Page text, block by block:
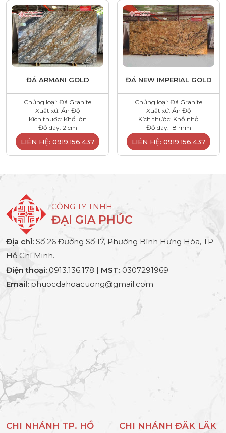
ĐÁ ARMANI GOLD
Chủng loại: Đá Granite
Xuất xứ: Ấn Độ
Kích thước: Khổ lớn
Độ dày: 2 cm
LIÊN HỆ: 0919.156.437
ĐÁ NEW IMPERIAL GOLD
Chủng loại: Đá Granite
Xuất xứ: Ấn Độ
Kích thước: Khổ nhỏ
Độ dày: 18 mm
LIÊN HỆ: 0919.156.437
CÔNG TY TNHH
ĐẠI GIA PHÚC
Địa chỉ: Số 26 Đường Số 17, Phường Bình Hưng Hòa, TP
Hồ Chí Minh.
Điện thoại: 0913.136.178 | MST: 0307291969
Email: phuocdahoacuong@gmail.com
CHI NHÁNH TP. HỒ
CHI NHÁNH ĐĂK LĂK